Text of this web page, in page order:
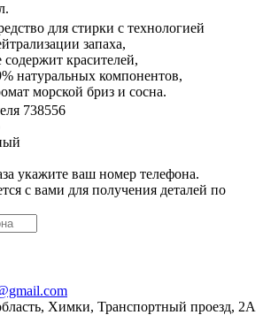
для стирки с технологией
запаха,
содержит красителей,
натуральных компонентов,
морской бриз и сосна.
738556
укажите ваш номер телефона.
с вами для получения деталей по
Химки, Транспортный проезд, 2А